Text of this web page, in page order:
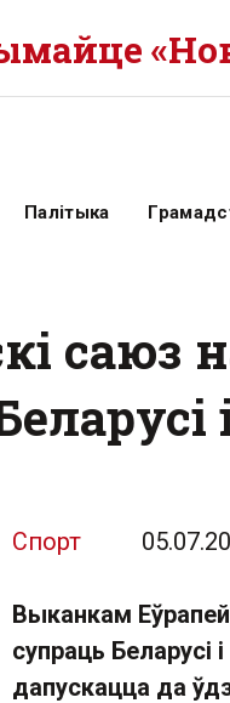
Палітыка
саюз
Спорт
Выканкам
супраць Беларусі
дапускацца да